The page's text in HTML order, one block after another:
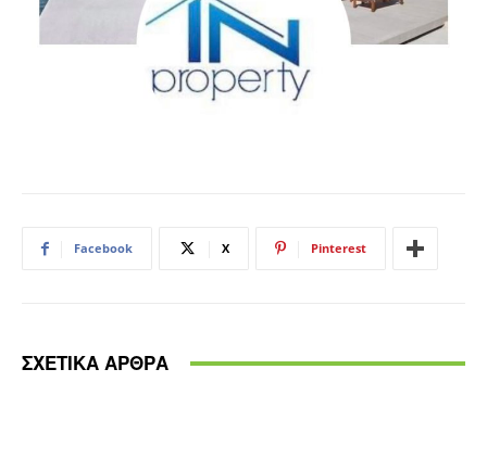
Facebook X Pinterest
ΣΧΕΤΙΚΑ ΑΡΘΡΑ